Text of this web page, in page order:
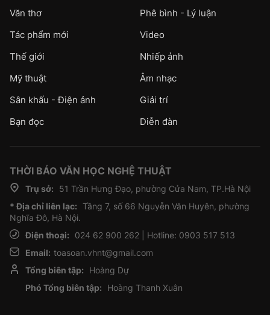
Văn thơ
Phê bình - Lý luận
Tác phẩm mới
Video
Thế giới
Nhiếp ảnh
Mỹ thuật
Âm nhạc
Sân khấu - Điện ảnh
Giải trí
Bạn đọc
Diễn đàn
THỜI BÁO VĂN HỌC NGHỆ THUẬT
Trụ sở:
51 Trần Hưng Đạo, phường Cửa Nam, TP.Hà Nội
* Địa chỉ liên lạc: Tầng 7, số 66 Nguyễn Văn Huyên, phường
Nghĩa Đô, Hà Nội.
Điện thoại:
024 62 900 262 | Hotline: 0903 517 513
Email: toasoan.vhnt@gmail.com
Tổng biên tập:
Hoàng Dự
Phó Tổng biên tập:
Hoàng Thanh Xuân